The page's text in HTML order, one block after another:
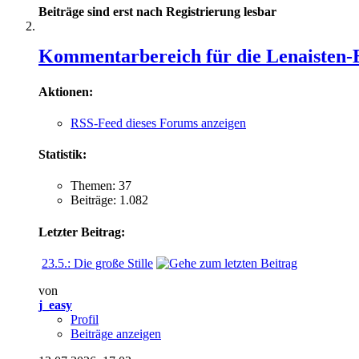
Beiträge sind erst nach Registrierung lesbar
Kommentarbereich für die Lenaisten-
Aktionen:
RSS-Feed dieses Forums anzeigen
Statistik:
Themen: 37
Beiträge: 1.082
Letzter Beitrag:
23.5.: Die große Stille
von
j_easy
Profil
Beiträge anzeigen